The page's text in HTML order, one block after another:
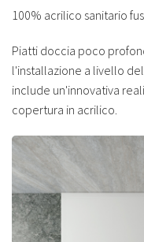
100% acrilico sanitario
Piatti doccia poco
l'installazione a livello
include un'innovativa
copertura in acrilico.